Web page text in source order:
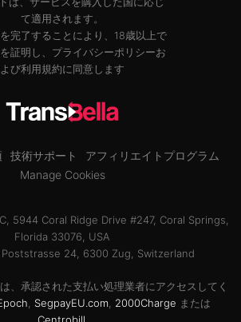
て適用されます。
完了することにより、18歳以上で
証明し、 プライバシーポリシーお
よび利用規約に同意します
技術サポート
アフィリエイトプログラム
Manage Cookies
5944 Coral Ridge Drive #247, Coral Springs,
Florida 33076, USA
Poststrasse 24, 6300 Zug, Switzerland
、承認された支払い処理業者にアクセスしてく
SegpayEU.com 2000Charge または
Centrobill